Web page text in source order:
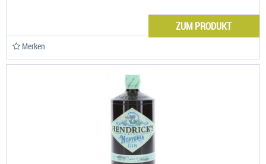
ZUM PRODUKT
Merken